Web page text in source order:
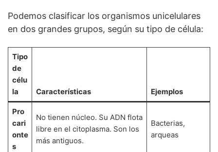
Podemos clasificar los organismos unicelulares
en dos grandes grupos, según su tipo de célula:
Tipo
de
célu
la
Características Ejemplos
Pro
cari
onte
s
No tienen núcleo. Su ADN flota
libre en el citoplasma. Son los
más antiguos.
Bacterias,
arqueas